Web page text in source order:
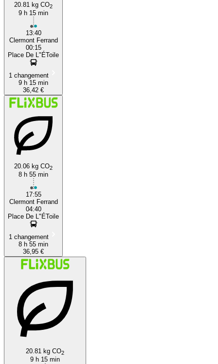
20.81 kg CO2
9 h 15 min
13:40
Clermont Ferrand
00:15
Place De L"ÉToile
1 changement
9 h 15 min
36,42 €
20.06 kg CO2
8 h 55 min
17:55
Clermont Ferrand
04:40
Place De L"ÉToile
1 changement
8 h 55 min
36,95 €
20.81 kg CO2
9 h 15 min